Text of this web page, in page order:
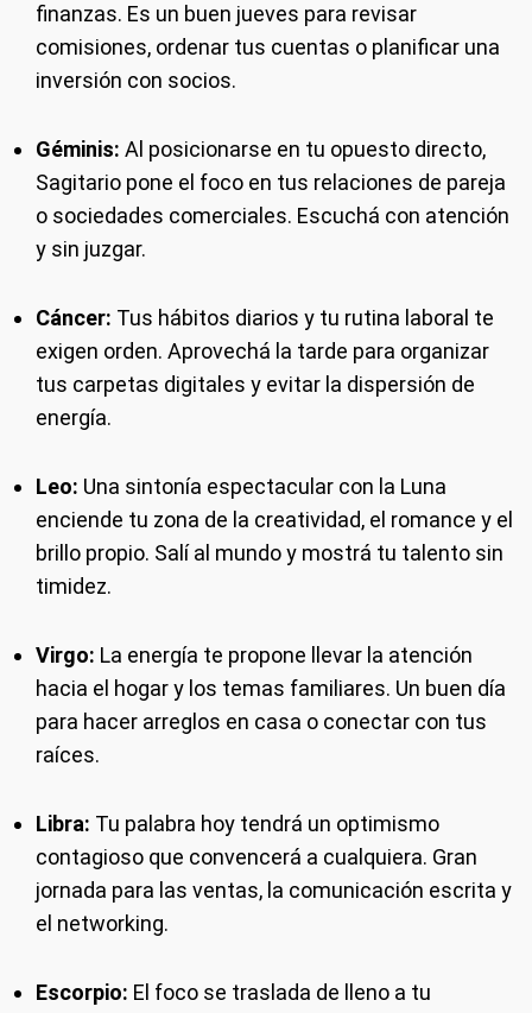
finanzas. Es un buen jueves para revisar
comisiones, ordenar tus cuentas o planificar una
inversión con socios.
Géminis: Al posicionarse en tu opuesto directo,
Sagitario pone el foco en tus relaciones de pareja
o sociedades comerciales. Escuchá con atención
y sin juzgar.
Cáncer: Tus hábitos diarios y tu rutina laboral te
exigen orden. Aprovechá la tarde para organizar
tus carpetas digitales y evitar la dispersión de
energía.
Leo: Una sintonía espectacular con la Luna
enciende tu zona de la creatividad, el romance y el
brillo propio. Salí al mundo y mostrá tu talento sin
timidez.
Virgo: La energía te propone llevar la atención
hacia el hogar y los temas familiares. Un buen día
para hacer arreglos en casa o conectar con tus
raíces.
Libra: Tu palabra hoy tendrá un optimismo
contagioso que convencerá a cualquiera. Gran
jornada para las ventas, la comunicación escrita y
el networking.
Escorpio: El foco se traslada de lleno a tu